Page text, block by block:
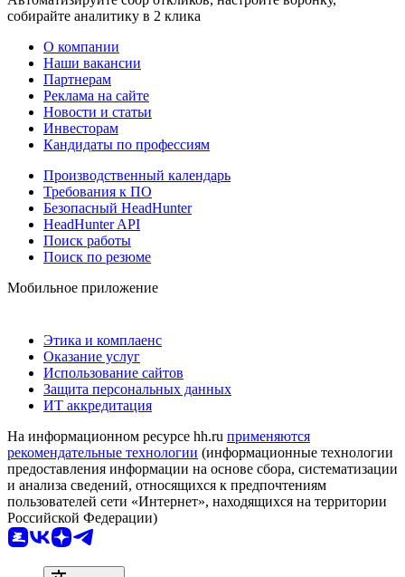
собирайте аналитику в 2 клика
О компании
Наши вакансии
Партнерам
Реклама на сайте
Новости и статьи
Инвесторам
Кандидаты по профессиям
Производственный календарь
Требования к ПО
Безопасный HeadHunter
HeadHunter API
Поиск работы
Поиск по резюме
Мобильное приложение
Этика и комплаенс
Оказание услуг
Использование сайтов
Защита персональных данных
ИТ аккредитация
На информационном ресурсе hh.ru применяются
рекомендательные технологии (информационные технологии
предоставления информации на основе сбора, систематизации
и анализа сведений, относящихся к предпочтениям
пользователей сети «Интернет», находящихся на территории
Российской Федерации)